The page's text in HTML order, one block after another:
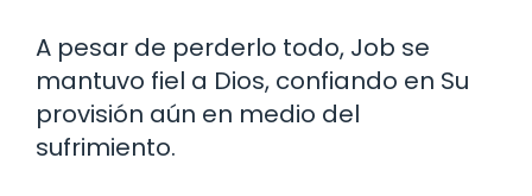
A pesar de perderlo todo, Job se
mantuvo fiel a Dios, confiando en Su
provisión aún en medio del
sufrimiento.